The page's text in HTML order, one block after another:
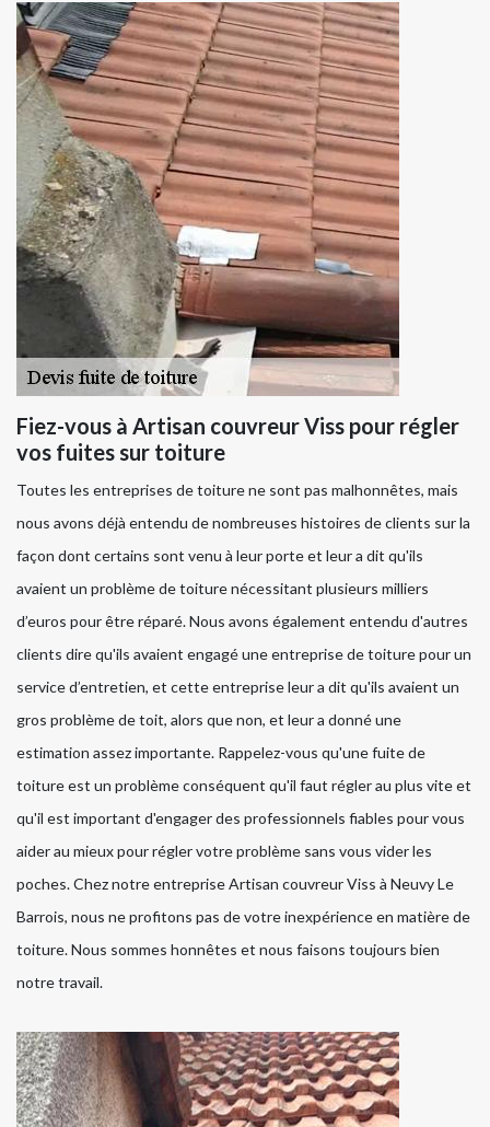
Fiez-vous à Artisan couvreur Viss pour régler
vos fuites sur toiture
Toutes les entreprises de toiture ne sont pas malhonnêtes, mais
nous avons déjà entendu de nombreuses histoires de clients sur la
façon dont certains sont venu à leur porte et leur a dit qu'ils
avaient un problème de toiture nécessitant plusieurs milliers
d’euros pour être réparé. Nous avons également entendu d'autres
clients dire qu'ils avaient engagé une entreprise de toiture pour un
service d’entretien, et cette entreprise leur a dit qu'ils avaient un
gros problème de toit, alors que non, et leur a donné une
estimation assez importante. Rappelez-vous qu'une fuite de
toiture est un problème conséquent qu'il faut régler au plus vite et
qu'il est important d'engager des professionnels fiables pour vous
aider au mieux pour régler votre problème sans vous vider les
poches. Chez notre entreprise Artisan couvreur Viss à Neuvy Le
Barrois, nous ne profitons pas de votre inexpérience en matière de
toiture. Nous sommes honnêtes et nous faisons toujours bien
notre travail.